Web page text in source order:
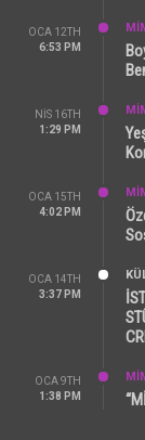
OCA 12TH
6:53 PM
NIS 16TH
1:29 PM
OCA 15TH
4:02 PM
OCA 14TH
3:37 PM
OCA 9TH
1:38 PM